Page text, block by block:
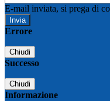
E-mail inviata, si prega di
Errore
Chiudi
Successo
Chiudi
Informazione